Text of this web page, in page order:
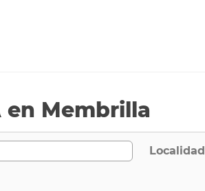
en Membrilla
Localidad